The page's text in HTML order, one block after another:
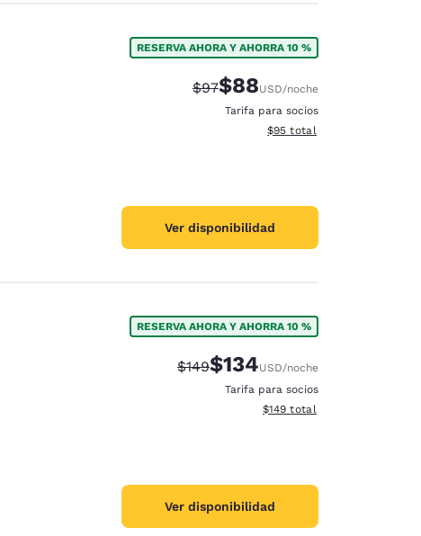
RESERVA AHORA Y AHORRA 10 %
Precio tachado:
$97Precio con descuento:
$88USD/noche
Tarifa para socios
Ver detalles del total
$95 total
Ver disponibilidad
RESERVA AHORA Y AHORRA 10 %
Precio tachado:
$149Precio con descuento:
$134USD/noche
Tarifa para socios
Ver detalles del total
$149 total
Ver disponibilidad